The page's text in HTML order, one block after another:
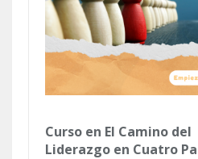
Curso en El Camino del
Liderazgo en Cuatro